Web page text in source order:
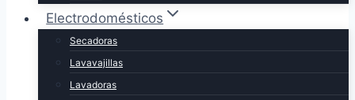
Electrodomésticos
Secadoras
Lavavajillas
Lavadoras